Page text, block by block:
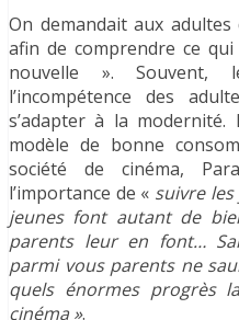
On demandait aux
afin de comprendre ce
nouvelle ». Souvent,
l’incompétence des
s’adapter à la
modèle de bonne
société de cinéma,
l’importance de « suivre
jeunes font autant de
parents leur en font…
parmi vous parents ne
quels énormes progrès
cinéma ».